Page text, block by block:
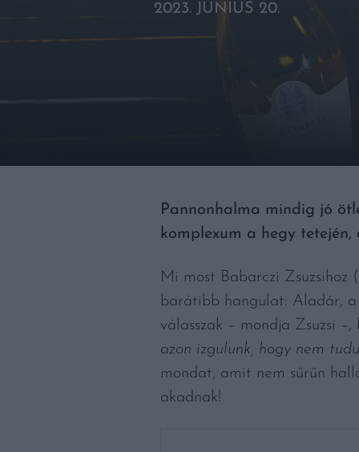
2023. JÚNIUS 20.
Pannonhalma mindig jó
komplexum a hegy
Mi most Babarczi Zsuzsihoz
barátibb hangulat: Aladár, a
válasszak – mondja Zsuzsi
azon izgulunk, hogy nem
mondat, amit nem sűrűn
akadnak!